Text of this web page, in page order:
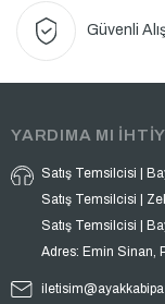
Güvenli
YARDIMA MI
Satış Temsilcisi |
Satış Temsilcisi |
Satış Temsilcisi |
Adres: Emin Sinan,